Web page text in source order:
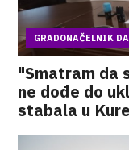
GRADONAČELNIK
"Smatram da
ne dođe do
stabala u